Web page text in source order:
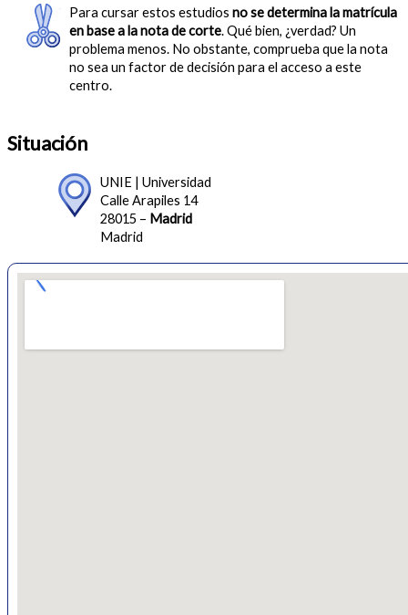
Para cursar estos estudios no se determina la matrícula
en base a la nota de corte. Qué bien, ¿verdad? Un
problema menos. No obstante, comprueba que la nota
no sea un factor de decisión para el acceso a este
centro.
Situación
UNIE | Universidad
Calle Arapiles 14
28015 – Madrid
Madrid